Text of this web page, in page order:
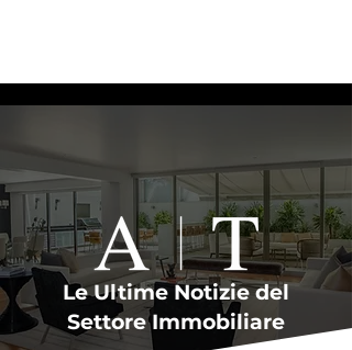
Le Ultime Notizie del
Settore Immobiliare